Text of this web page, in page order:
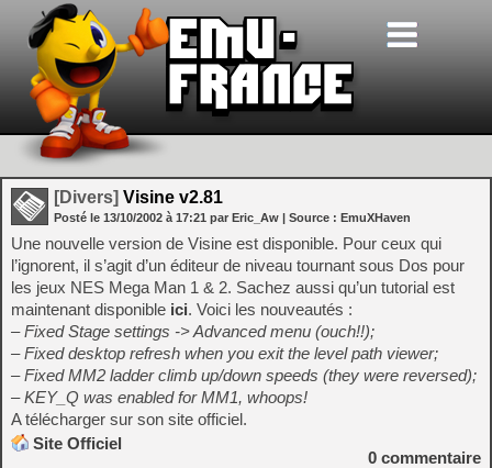
[Divers] Visine v2.81
Posté le 13/10/2002 à 17:21 par Eric_Aw | Source : EmuXHaven
Une nouvelle version de Visine est disponible. Pour ceux qui
l’ignorent, il s’agit d’un éditeur de niveau tournant sous Dos pour
les jeux NES Mega Man 1 & 2. Sachez aussi qu’un tutorial est
maintenant disponible ici. Voici les nouveautés :
– Fixed Stage settings -> Advanced menu (ouch!!);
– Fixed desktop refresh when you exit the level path viewer;
– Fixed MM2 ladder climb up/down speeds (they were reversed);
– KEY_Q was enabled for MM1, whoops!
A télécharger sur son site officiel.
Site Officiel
0 commentaire